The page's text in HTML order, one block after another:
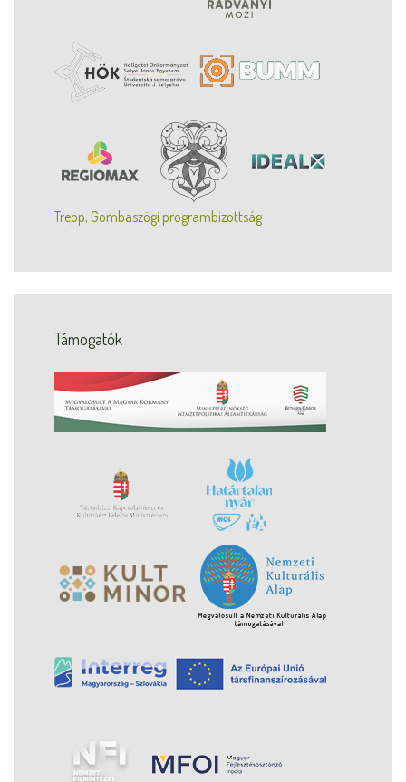
Trepp, Gombaszögi programbizottság
Támogatók